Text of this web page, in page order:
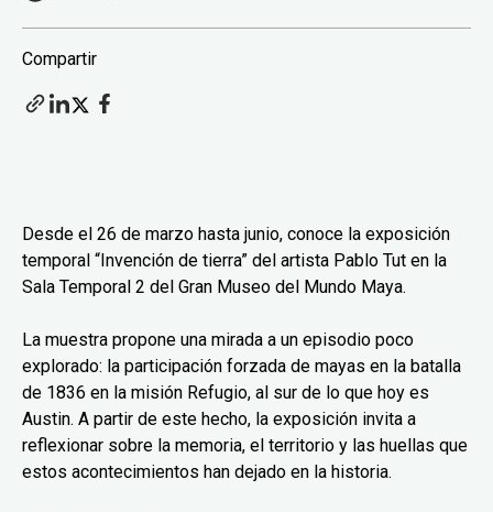
Compartir
Desde el 26 de marzo hasta junio, conoce la exposición
temporal “Invención de tierra” del artista Pablo Tut en la
Sala Temporal 2 del Gran Museo del Mundo Maya.
La muestra propone una mirada a un episodio poco
explorado: la participación forzada de mayas en la batalla
de 1836 en la misión Refugio, al sur de lo que hoy es
Austin. A partir de este hecho, la exposición invita a
reflexionar sobre la memoria, el territorio y las huellas que
estos acontecimientos han dejado en la historia.